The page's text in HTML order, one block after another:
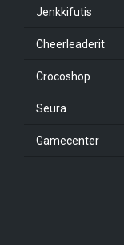
Jenkkifutis
Cheerleaderit
Crocoshop
Seura
Gamecenter